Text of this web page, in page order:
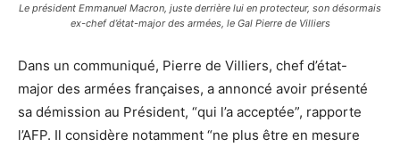
Le président Emmanuel Macron, juste derrière lui en protecteur, son désormais
ex-chef d’état-major des armées, le Gal Pierre de Villiers
Dans un communiqué, Pierre de Villiers, chef d’état-
major des armées françaises, a annoncé avoir présenté
sa démission au Président, “qui l’a acceptée”, rapporte
l’AFP. Il considère notamment “ne plus être en mesure